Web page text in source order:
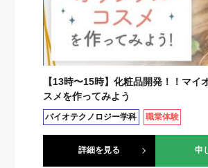
【13時〜15時】化粧品開発！！マイ
スメを作ってみよう
バイオテクノロジー学科 職業体験
詳細を見る 申